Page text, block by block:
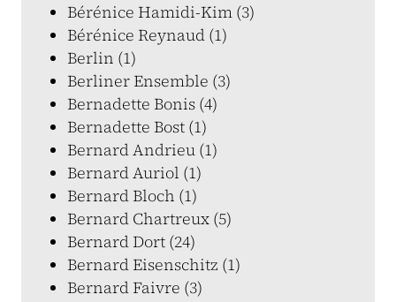
Bérénice Hamidi-Kim (3)
Bérénice Reynaud (1)
Berlin (1)
Berliner Ensemble (3)
Bernadette Bonis (4)
Bernadette Bost (1)
Bernard Andrieu (1)
Bernard Auriol (1)
Bernard Bloch (1)
Bernard Chartreux (5)
Bernard Dort (24)
Bernard Eisenschitz (1)
Bernard Faivre (3)